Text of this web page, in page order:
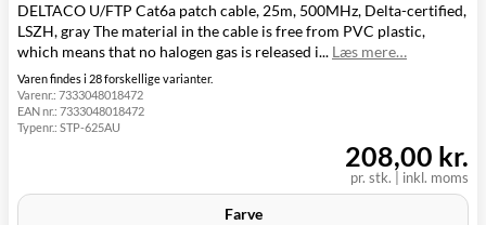
Metode
Pris
Leveres
GLS Pakkeshop
39,00 kr.
Torsdag d. 13/8
GLS
Hjemmelevering
GLS Erhverv
Click&Collect i
Svenstrup
DELTACO U/FTP Cat6a patch cable, 25m, 500MHz, Delta-certified,
LSZH, gray The material in the cable is free from PVC plastic,
which means that no halogen gas is released i... Læs mere…
Varen findes i 28 forskellige varianter.
Varenr.: 7333048018472
EAN nr.: 7333048018472
Typenr.: STP-625AU
pr. stk. inkl. moms
208,00 kr.
Farve